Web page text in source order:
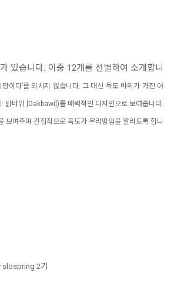
있습니다. 이중 12개를 선별하여 소개합니
땅이다’를 외치지 않습니다. 그 대신 독도 바위가 가진 아
닭바위 [Dakbawi])를 매력적인 디자인으로 보여줍니다.
보여주며 간접적으로 독도가 우리땅임을 알리도록 합니
2기